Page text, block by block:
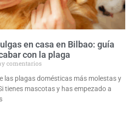
en casa en Bilbao: guía
con la plaga
comentarios
las plagas domésticas más molestas y
tienes mascotas y has empezado a